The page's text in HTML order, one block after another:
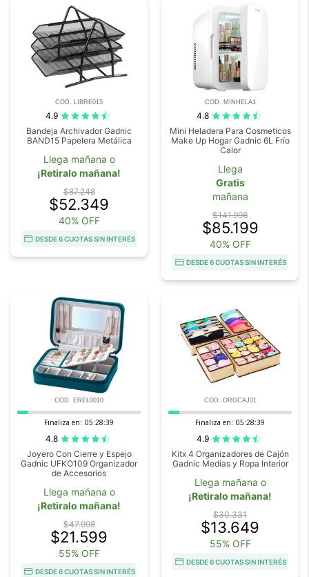
COD. LIBRE015
4.9
Bandeja Archivador Gadnic
BAND15 Papelera Metálica
Llega mañana o
¡Retiralo mañana!
$87.248
$52.349
40% OFF
DESDE 6 CUOTAS SIN INTERÉS
COD. MINHELA1
4.8
Mini Heladera Para Cosmeticos
Make Up Hogar Gadnic 6L Frío
Calor
Llega
Gratis
mañana
$141.998
$85.199
40% OFF
DESDE 6 CUOTAS SIN INTERÉS
COD. EREL0010
Finaliza en: 05:28:38
4.8
Joyero Con Cierre y Espejo
Gadnic UFKO109 Organizador
de Accesorios
Llega mañana o
¡Retiralo mañana!
$47.998
$21.599
55% OFF
DESDE 6 CUOTAS SIN INTERÉS
COD. ORGCAJ01
Finaliza en: 05:28:38
4.9
Kitx 4 Organizadores de Cajón
Gadnic Medias y Ropa Interior
Llega mañana o
¡Retiralo mañana!
$30.331
$13.649
55% OFF
DESDE 6 CUOTAS SIN INTERÉS